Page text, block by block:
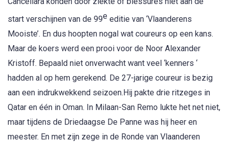
start verschijnen van de 99e editie van ‘Vlaanderens
Mooiste’. En dus hoopten nogal wat coureurs op een kans.
Maar de koers werd een prooi voor de Noor Alexander
Kristoff. Bepaald niet onverwacht want veel ‘kenners ‘
hadden al op hem gerekend. De 27-jarige coureur is bezig
aan een indrukwekkend seizoen.Hij pakte drie ritzeges in
Qatar en één in Oman. In Milaan-San Remo lukte het net niet,
maar tijdens de Driedaagse De Panne was hij heer en
meester. En met zijn zege in de Ronde van Vlaanderen